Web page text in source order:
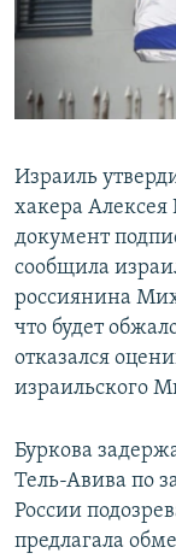
Израиль
хакера
документ
сообщила
россиянина
что будет
отказался
израильского
Буркова
Тель-Авива по
России
предлагала